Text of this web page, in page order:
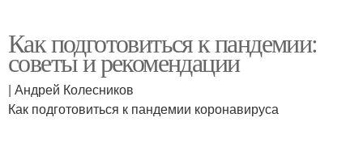
Как подготовиться к пандемии:
советы и рекомендации
| Андрей Колесников
Как подготовиться к пандемии коронавируса